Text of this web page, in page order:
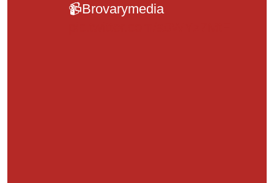
📹Brovarymedia